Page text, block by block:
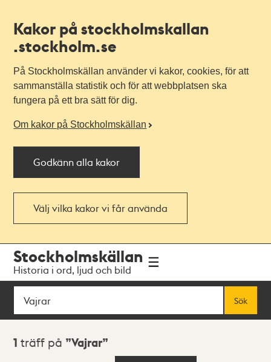
Kakor på stockholmskallan
.stockholm.se
På Stockholmskällan använder vi kakor, cookies, för att
sammanställa statistik och för att webbplatsen ska
fungera på ett bra sätt för dig.
Om kakor på Stockholmskällan
Godkänn alla kakor
Välj vilka kakor vi får använda
navigationen
huvudinnehållet
Stockholmskällan
Historia i ord, ljud och bild
Sök
Sök
Sökresultat
1 träff på Vajrar